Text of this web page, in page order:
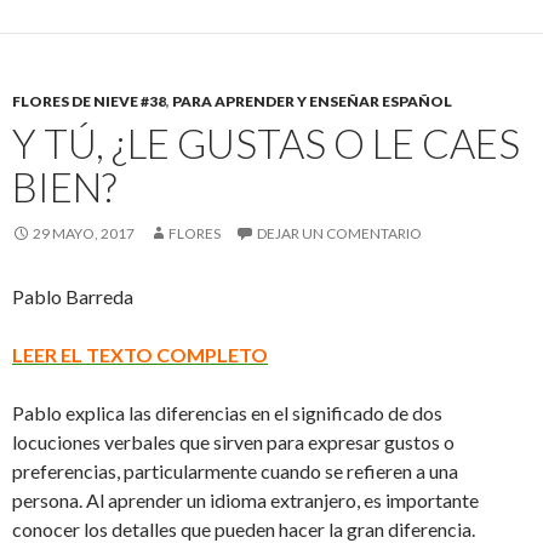
FLORES DE NIEVE #38, PARA APRENDER Y ENSEÑAR ESPAÑOL
Y TÚ, ¿LE GUSTAS O LE CAES
BIEN?
29 MAYO, 2017 FLORES DEJAR UN COMENTARIO
Pablo Barreda
LEER EL TEXTO COMPLETO
Pablo explica las diferencias en el significado de dos
locuciones verbales que sirven para expresar gustos o
preferencias, particularmente cuando se refieren a una
persona. Al aprender un idioma extranjero, es importante
conocer los detalles que pueden hacer la gran diferencia.